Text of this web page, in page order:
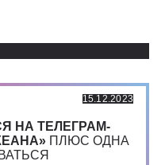
15.12.2023
НА ТЕЛЕГРАМ-
ПЛЮС ОДНА